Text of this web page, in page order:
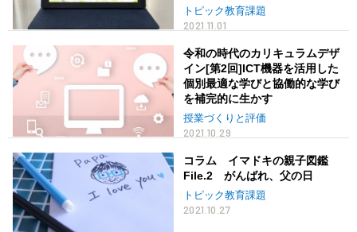
トピック教育課題
2021.11.01
令和の時代のカリキュラムデザ
イン[第2回]ICT機器を活用した
個別最適な学びと協働的な学び
を補完的に生かす
授業づくりと評価
2021.10.29
コラム イマドキの親子図鑑
File.2 がんばれ、父の日
トピック教育課題
2021.10.27